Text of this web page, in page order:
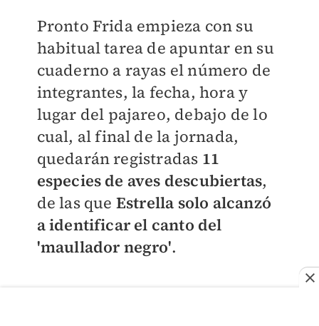
Pronto Frida empieza con su
habitual tarea de apuntar en su
cuaderno a rayas el número de
integrantes, la fecha, hora y
lugar del pajareo, debajo de lo
cual, al final de la jornada,
quedarán registradas 11
especies de aves descubiertas,
de las que Estrella solo alcanzó
a identificar el canto del
'maullador negro'.